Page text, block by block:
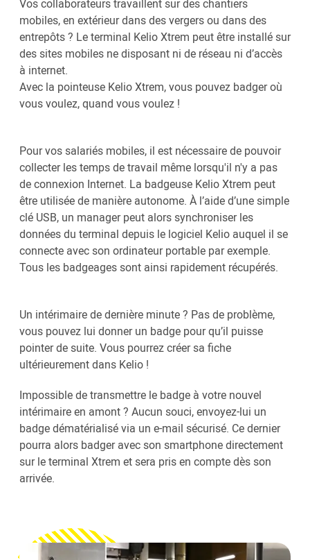
Vos collaborateurs travaillent sur des chantiers
mobiles, en extérieur dans des vergers ou dans des
entrepôts ? Le terminal Kelio Xtrem peut être installé sur
des sites mobiles ne disposant ni de réseau ni d’accès
à internet.
Avec la pointeuse Kelio Xtrem, vous pouvez badger où
vous voulez, quand vous voulez !
Pour vos salariés mobiles, il est nécessaire de pouvoir
collecter les temps de travail même lorsqu'il n'y a pas
de connexion Internet. La badgeuse Kelio Xtrem peut
être utilisée de manière autonome. À l’aide d’une simple
clé USB, un manager peut alors synchroniser les
données du terminal depuis le logiciel Kelio auquel il se
connecte avec son ordinateur portable par exemple.
Tous les badgeages sont ainsi rapidement récupérés.
Un intérimaire de dernière minute ? Pas de problème,
vous pouvez lui donner un badge pour qu’il puisse
pointer de suite. Vous pourrez créer sa fiche
ultérieurement dans Kelio !
Impossible de transmettre le badge à votre nouvel
intérimaire en amont ? Aucun souci, envoyez-lui un
badge dématérialisé via un e-mail sécurisé. Ce dernier
pourra alors badger avec son smartphone directement
sur le terminal Xtrem et sera pris en compte dès son
arrivée.